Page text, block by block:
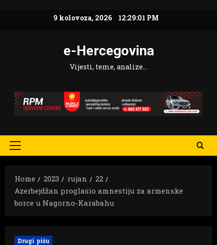
9 kolovoza, 2026 12:29:02 PM
e-Hercegovina
Vijesti, teme, analize…
Primary
Home
2023 rujan
22
Azerbejdžan proglasio amnestiju za armenske
borce u Nagorno-Karabahu
Drugi pišu